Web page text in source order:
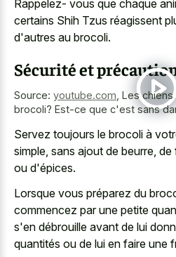
Rappelez- vous que chaque
certains Shih Tzus réagissent
d'autres au brocoli.
Sécurité et
Source: youtube.com Les
brocoli? Est-ce que c'est sans
Servez toujours le brocoli à
simple, sans ajout de beurre,
ou d'épices.
Lorsque vous préparez du
commencez par une petite
s'en débrouille avant de lui
quantités ou de lui en faire une